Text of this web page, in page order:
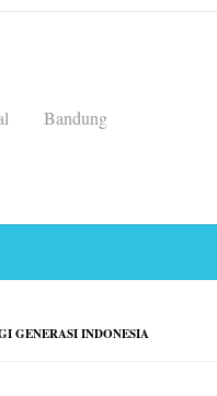
Bandung
GENERASI INDONESIA